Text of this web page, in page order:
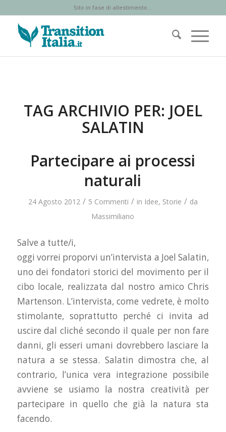
Sito in fase di allestimento...
TAG ARCHIVIO PER: JOEL
SALATIN
Partecipare ai processi
naturali
24 Agosto 2012 / 5 Commenti / in Idee, Storie / da
Massimiliano
Salve a tutte/i,
oggi vorrei proporvi un’intervista a Joel Salatin,
uno dei fondatori storici del movimento per il
cibo locale, realizzata dal nostro amico Chris
Martenson. L’intervista, come vedrete, è molto
stimolante, soprattutto perché ci invita ad
uscire dal cliché secondo il quale per non fare
danni, gli esseri umani dovrebbero lasciare la
natura a se stessa. Salatin dimostra che, al
contrario, l’unica vera integrazione possibile
avviene se usiamo la nostra creatività per
partecipare in quello che già la natura sta
facendo.